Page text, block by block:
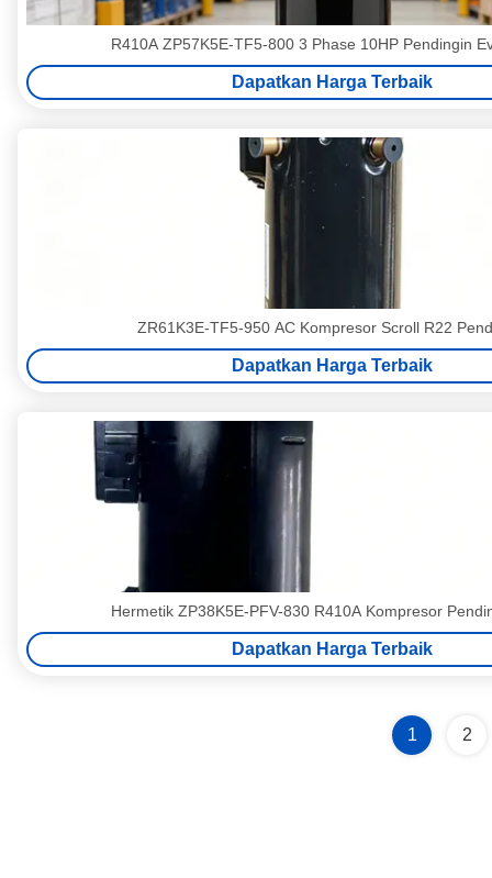
R410A ZP57K5E-TF5-800 3 Phase 10HP Pendingin
Dapatkan Harga Terbaik
ZR61K3E-TF5-950 AC Kompresor Scroll R22
Dapatkan Harga Terbaik
Hermetik ZP38K5E-PFV-830 R410A Kompresor
Dapatkan Harga Terbaik
1 2